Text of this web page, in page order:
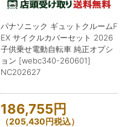
パナソニック ギュットクルームF
EX サイクルカバーセット 2026
子供乗せ電動自転車 純正オプシ
ョン [webc340-260601]
NC202627
186,755円
（205,430円税込）